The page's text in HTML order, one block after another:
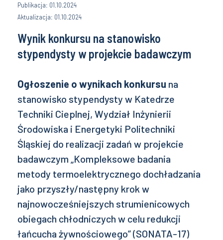
Publikacja: 01.10.2024
Aktualizacja: 01.10.2024
Wynik konkursu na stanowisko
stypendysty w projekcie badawczym
Ogłoszenie o wynikach konkursu na
stanowisko stypendysty w Katedrze
Techniki Cieplnej, Wydział Inżynierii
Środowiska i Energetyki Politechniki
Śląskiej do realizacji zadań w projekcie
badawczym „Kompleksowe badania
metody termoelektrycznego dochładzania
jako przyszły/następny krok w
najnowocześniejszych strumienicowych
obiegach chłodniczych w celu redukcji
łańcucha żywnościowego” (SONATA-17)